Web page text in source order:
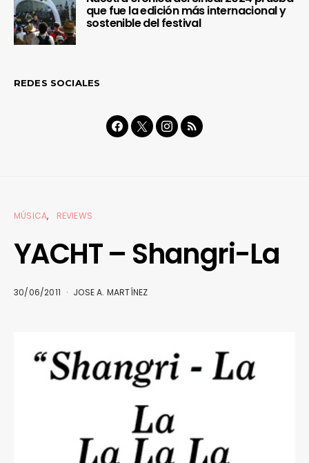
que fue la edición más internacional y
sostenible del festival
REDES SOCIALES
MÚSICA REVIEWS
YACHT – Shangri-La
30/06/2011 JOSE A. MARTÍNEZ